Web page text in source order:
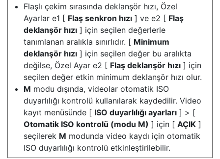
Flaşlı çekim sırasında deklanşör hızı, Özel
Ayarlar e1 [ Flaş senkron hızı ] ve e2 [ Flaş
deklanşör hızı ] için seçilen değerlerle
tanımlanan aralıkla sınırlıdır. [ Minimum
deklanşör hızı ] için seçilen değer bu aralıkta
değilse, Özel Ayar e2 [ Flaş deklanşör hızı ] için
seçilen değer etkin minimum deklanşör hızı olur.
M modu dışında, videolar otomatik ISO
duyarlılığı kontrolü kullanılarak kaydedilir. Video
kayıt menüsünde [ ISO duyarlılığı ayarları ] > [
Otomatik ISO kontrolü (modu M) ] için [ AÇIK ]
seçilerek M modunda video kaydı için otomatik
ISO duyarlılığı kontrolü etkinleştirilebilir.